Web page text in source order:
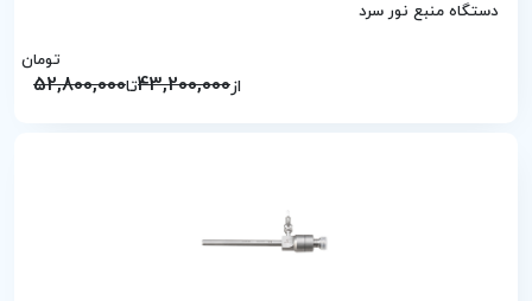
دستگاه منبع نور سرد
از43,200,000تا52,800,000
تومان